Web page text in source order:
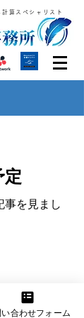
算スペシャリスト
定
事を見まし
まで一括対応
務所
い合わせフォーム